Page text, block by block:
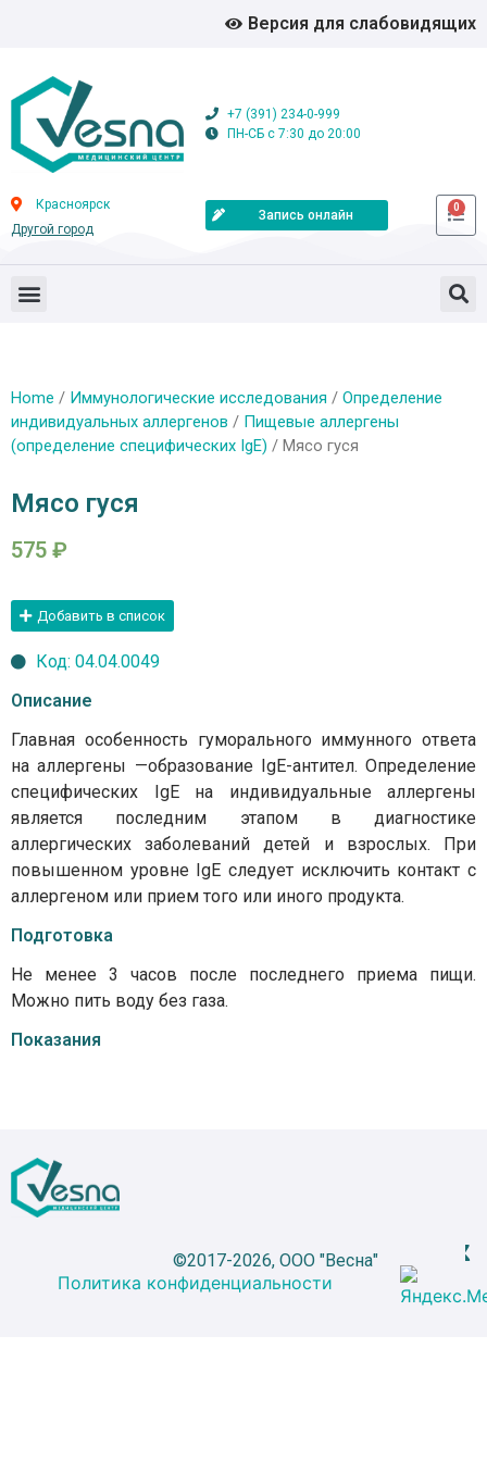
Версия для слабовидящих
+7 (391) 234-0-999
ПН-СБ с 7:30 до 20:00
Красноярск
Другой город
Запись онлайн
0
Home / Иммунологические исследования / Определение
индивидуальных аллергенов / Пищевые аллергены
(определение специфических IgE) / Мясо гуся
Мясо гуся
575 ₽
Добавить в список
Код: 04.04.0049
Описание
Главная особенность гуморального иммунного ответа
на аллергены —образование IgE-антител. Определение
специфических IgE на индивидуальные аллергены
является последним этапом в диагностике
аллергических заболеваний детей и взрослых. При
повышенном уровне IgE следует исключить контакт с
аллергеном или прием того или иного продукта.
Подготовка
Не менее 3 часов после последнего приема пищи.
Можно пить воду без газа.
Показания
©2017-2026, ООО "Весна"
Политика конфиденциальности